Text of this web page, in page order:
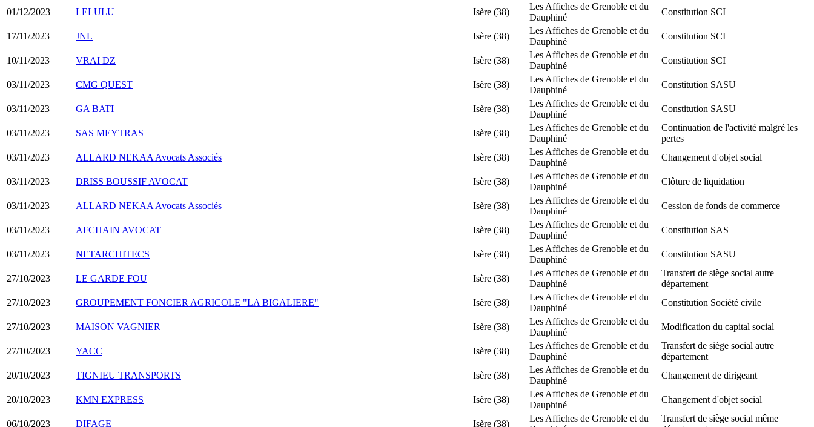
01/12/2023 LELULU Isère (38)
Les Affiches de Grenoble et du
Dauphiné
Constitution SCI
17/11/2023 JNL Isère (38)
Les Affiches de Grenoble et du
Dauphiné
Constitution SCI
10/11/2023 VRAI DZ Isère (38)
Les Affiches de Grenoble et du
Dauphiné
Constitution SCI
03/11/2023 CMG QUEST Isère (38)
Les Affiches de Grenoble et du
Dauphiné
Constitution SASU
03/11/2023 GA BATI Isère (38)
Les Affiches de Grenoble et du
Dauphiné
Constitution SASU
03/11/2023 SAS MEYTRAS Isère (38)
Les Affiches de Grenoble et du
Dauphiné
Continuation de l'activité malgré les
pertes
03/11/2023
ALLARD NEKAA Avocats Associés Isère (38)
Les Affiches de Grenoble et du
Dauphiné
Changement d'objet social
03/11/2023 DRISS BOUSSIF AVOCAT Isère (38)
Les Affiches de Grenoble et du
Dauphiné
Clôture de liquidation
03/11/2023 ALLARD NEKAA Avocats Associés Isère (38)
Les Affiches de Grenoble et du
Dauphiné
Cession de fonds de commerce
03/11/2023 AFCHAIN AVOCAT Isère (38)
Les Affiches de Grenoble et du
Dauphiné
Constitution SAS
03/11/2023 NETARCHITECS Isère (38)
Les Affiches de Grenoble et du
Dauphiné
Constitution SASU
27/10/2023 LE GARDE FOU Isère (38)
Les Affiches de Grenoble et du
Dauphiné
Transfert de siège social autre
département
27/10/2023
GROUPEMENT FONCIER AGRICOLE "LA BIGALIERE" Isère (38)
Les Affiches de Grenoble et du
Dauphiné
Constitution Société civile
27/10/2023 MAISON VAGNIER Isère (38)
Les Affiches de Grenoble et du
Dauphiné
Modification du capital social
27/10/2023 YACC Isère (38)
Les Affiches de Grenoble et du
Dauphiné
Transfert de siège social autre
département
20/10/2023
TIGNIEU TRANSPORTS Isère (38)
Les Affiches de Grenoble et du
Dauphiné
Changement de dirigeant
20/10/2023 KMN EXPRESS Isère (38)
Les Affiches de Grenoble et du
Dauphiné
Changement d'objet social
06/10/2023 DIFAGE Isère (38)
Les Affiches de Grenoble et du
Transfert de siège social même